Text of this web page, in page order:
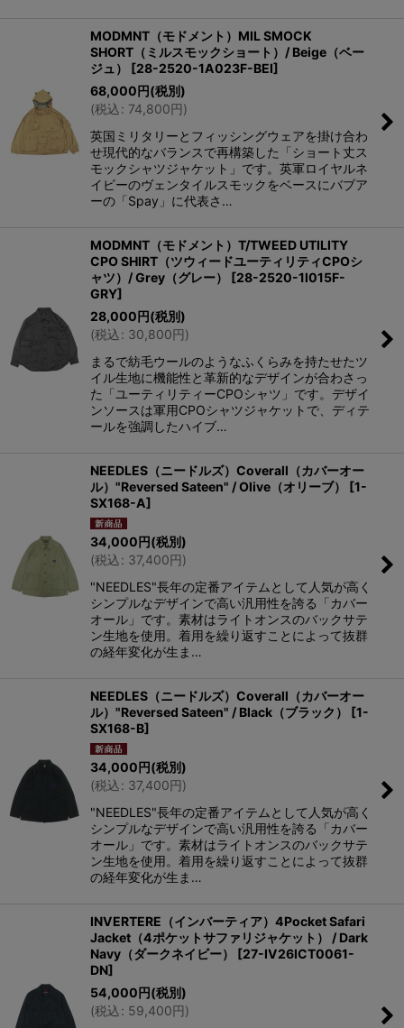
MODMNT（モドメント）MIL SMOCK
SHORT（ミルスモックショート）/ Beige（ベー
ジュ）
[28-2520-1A023F-BEI]
68,000円(税別)
(税込: 74,800円)
英国ミリタリーとフィッシングウェアを掛け合わ
せ現代的なバランスで再構築した「ショート丈ス
モックシャツジャケット」です。英軍ロイヤルネ
イビーのヴェンタイルスモックをベースにバブア
ーの「Spay」に代表さ…
MODMNT（モドメント）T/TWEED UTILITY
CPO SHIRT（ツウィードユーティリティCPOシ
ャツ）/ Grey（グレー）
[28-2520-1l015F-
GRY]
28,000円(税別)
(税込: 30,800円)
まるで紡毛ウールのようなふくらみを持たせたツ
イル生地に機能性と革新的なデザインが合わさっ
た「ユーティリティーCPOシャツ」です。デザイ
ンソースは軍用CPOシャツジャケットで、ディテ
ールを強調したハイブ…
NEEDLES（ニードルズ）Coverall（カバーオー
ル）"Reversed Sateen" / Olive（オリーブ）
[1-
SX168-A]
34,000円(税別)
(税込: 37,400円)
"NEEDLES"長年の定番アイテムとして人気が高く
シンプルなデザインで高い汎用性を誇る「カバー
オール」です。素材はライトオンスのバックサテ
ン生地を使用。着用を繰り返すことによって抜群
の経年変化が生ま…
NEEDLES（ニードルズ）Coverall（カバーオー
ル）"Reversed Sateen" / Black（ブラック）
[1-
SX168-B]
34,000円(税別)
(税込: 37,400円)
"NEEDLES"長年の定番アイテムとして人気が高く
シンプルなデザインで高い汎用性を誇る「カバー
オール」です。素材はライトオンスのバックサテ
ン生地を使用。着用を繰り返すことによって抜群
の経年変化が生ま…
INVERTERE（インバーティア）4Pocket Safari
Jacket（4ポケットサファリジャケット） / Dark
Navy（ダークネイビー）
[27-IV26ICT0061-
DN]
54,000円(税別)
(税込: 59,400円)